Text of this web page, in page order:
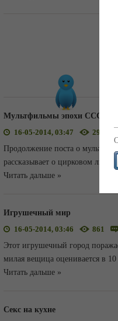
Мультфильмы эпохи СССР
16-05-2014, 03:47
2919
Продолжение поста о
рассказывает о цирковом льве
Читать дальше »
Игрушечный мир
16-05-2014, 03:46
861
Этот игрушечный город
милая вещица оценивается в
Читать дальше »
Секс на кухне